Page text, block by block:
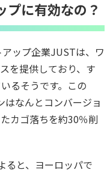
プに有効なの？
ップ企業JUSTは、ワ
を提供しており、す
るそうです。この
なんとコンバージョ
カゴ落ちを約30％削
ると、ヨーロッパで